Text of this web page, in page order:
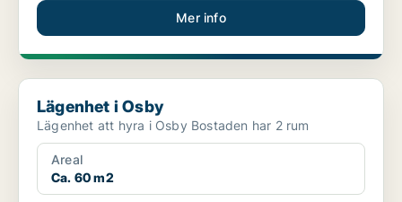
Mer info
Lägenhet i Osby
Lägenhet i Osby
Lägenhet att hyra i Osby Bostaden har 2 rum
Areal
Ca. 60 m2